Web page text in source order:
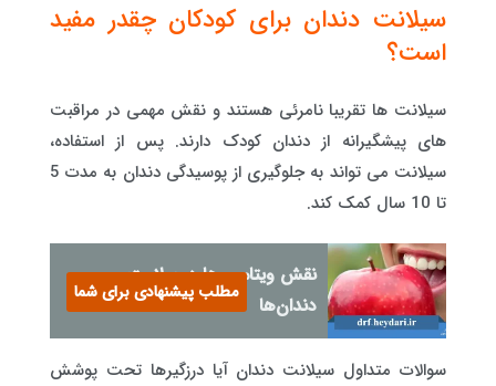
سیلانت دندان برای کودکان چقدر مفید
است؟
سیلانت ها تقریبا نامرئی هستند و نقش مهمی در مراقبت
های پیشگیرانه از دندان کودک دارند. پس از استفاده،
سیلانت می تواند به جلوگیری از پوسیدگی دندان به مدت 5
تا 10 سال کمک کند.
نقش ویتامین‌ها در سلامت
دندان‌ها
مطلب پیشنهادی برای شما
سوالات متداول سیلانت دندان آیا درزگیرها تحت پوشش